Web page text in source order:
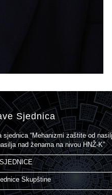
Sjednica
sjednica “Mehanizmi zaštite od
nad ženama na nivou HNŽ-K”
Skupštine